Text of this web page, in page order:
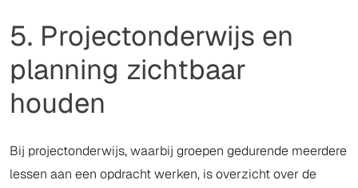
5. Projectonderwijs en
planning zichtbaar
houden
Bij projectonderwijs, waarbij groepen gedurende meerdere
lessen aan een opdracht werken, is overzicht over de